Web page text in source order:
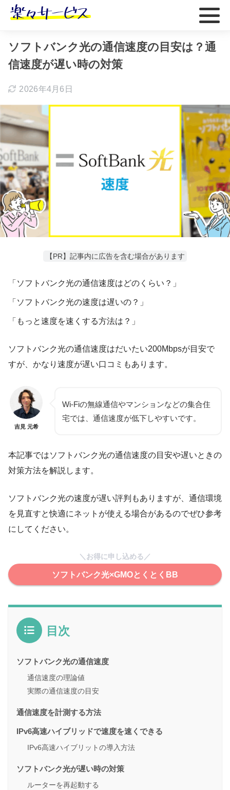
ホーム おすすめ
ソフトバンク光の通信速度の目安は？通
信速度が遅い時の対策
2026年4月6日
【PR】記事内に広告を含む場合があります
「ソフトバンク光の通信速度はどのくらい？」
「ソフトバンク光の速度は遅いの？」
「もっと速度を速くする方法は？」
ソフトバンク光の通信速度はだいたい200Mbpsが目安で
すが、かなり速度が遅い口コミもあります。
吉見 元希
Wi-Fiの無線通信やマンションなどの集合住
宅では、通信速度が低下しやすいです。
本記事ではソフトバンク光の通信速度の目安や遅いときの
対策方法を解説します。
ソフトバンク光の速度が遅い評判もありますが、通信環境
を見直すと快適にネットが使える場合があるのでぜひ参考
にしてください。
＼お得に申し込める／
ソフトバンク光×GMOとくとくBB
目次
ソフトバンク光の通信速度
通信速度の理論値
実際の通信速度の目安
通信速度を計測する方法
IPv6高速ハイブリッドで速度を速くできる
IPv6高速ハイブリットの導入方法
ソフトバンク光が遅い時の対策
ルーターを再起動する